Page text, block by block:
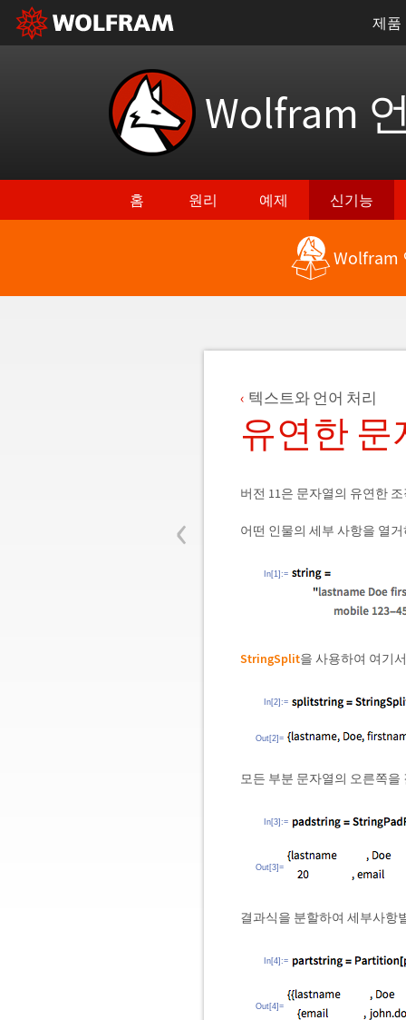
제품
Wolfram
홈 원리 예제 신기능
Wolfram
‹
텍스트와 언어 처리
유연한 문
버전 11은 문자열의 유연한
어떤 인물의 세부 사항을 열
In[1]:=
StringSplit을 사용하여 여기
In[2]:=
Out[2]=
모든 부분 문자열의 오른쪽
In[3]:=
Out[3]=
결과식을 분할하여 세부사항
In[4]:=
Out[4]=